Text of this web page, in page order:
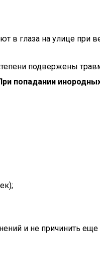
в глаза на улице при
подвержены
попадании
и не причинить